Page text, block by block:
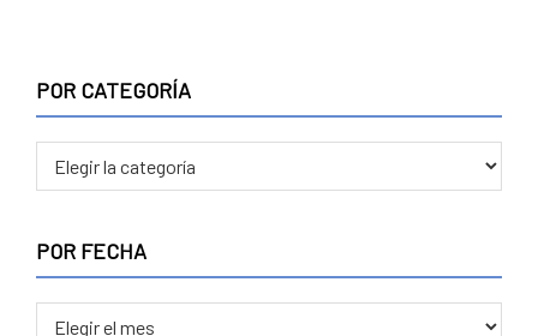
POR CATEGORÍA
CATEGORÍA
POR FECHA